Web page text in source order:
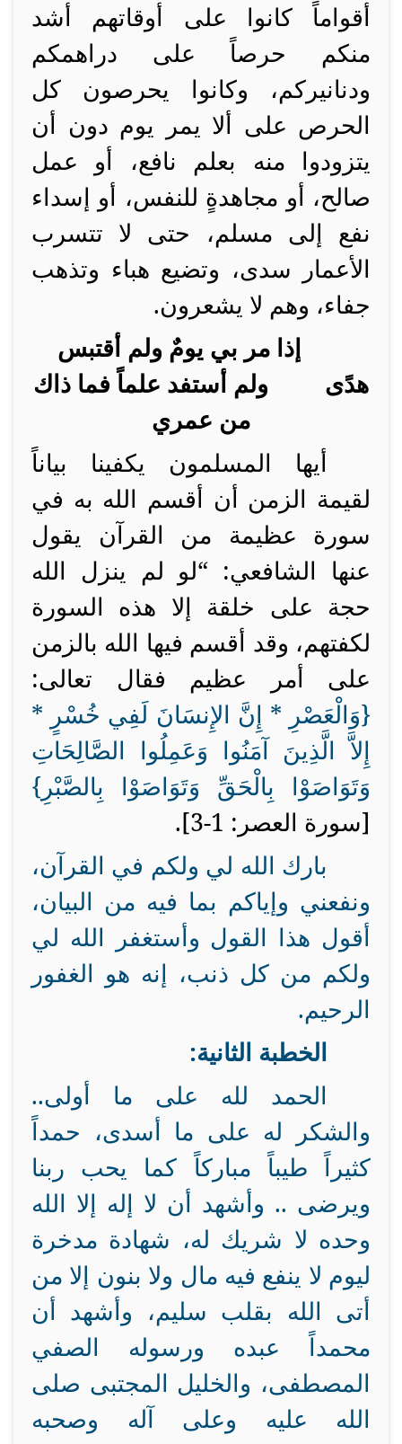
أقواماً كانوا على أوقاتهم أشد
منكم حرصاً على دراهمكم
ودنانيركم، وكانوا يحرصون كل
الحرص على ألا يمر يوم دون أن
يتزودوا منه بعلم نافع، أو عمل
صالح، أو مجاهدةٍ للنفس، أو إسداء
نفع إلى مسلم، حتى لا تتسرب
الأعمار سدى، وتضيع هباء وتذهب
جفاء، وهم لا يشعرون.
إذا مر بي يومٌ ولم أقتبس
هدًى ولم أستفد علماً فما ذاك
من عمري
أيها المسلمون يكفينا بياناً
لقيمة الزمن أن أقسم الله به في
سورة عظيمة من القرآن يقول
عنها الشافعي: “لو لم ينزل الله
حجة على خلقة إلا هذه السورة
لكفتهم، وقد أقسم فيها الله بالزمن
على أمر عظيم فقال تعالى:
{وَالْعَصْرِ * إِنَّ الإِنسَانَ لَفِي خُسْرٍ *
إِلاَّ الَّذِينَ آمَنُوا وَعَمِلُوا الصَّالِحَاتِ
وَتَوَاصَوْا بِالْحَقِّ وَتَوَاصَوْا بِالصَّبْرِ }
[سورة العصر: 1-3].
بارك الله لي ولكم في القرآن،
ونفعني وإياكم بما فيه من البيان،
أقول هذا القول وأستغفر الله لي
ولكم من كل ذنب، إنه هو الغفور
الرحيم.
الخطبة الثانية:
الحمد لله على ما أولى..
والشكر له على ما أسدى، حمداً
كثيراً طيباً مباركاً كما يحب ربنا
ويرضى .. وأشهد أن لا إله إلا الله
وحده لا شريك له، شهادة مدخرة
ليوم لا ينفع فيه مال ولا بنون إلا من
أتى الله بقلب سليم، وأشهد أن
محمداً عبده ورسوله الصفي
المصطفى، والخليل المجتبى صلى
الله عليه وعلى آله وصحبه